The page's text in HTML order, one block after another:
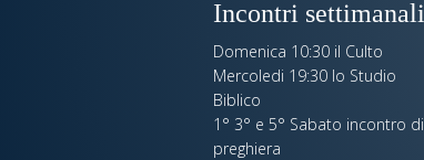
Incontri settimanali
Domenica 10:30 il Culto
Mercoledi 19:30 lo Studio
Biblico
1° 3° e 5° Sabato incontro di
preghiera